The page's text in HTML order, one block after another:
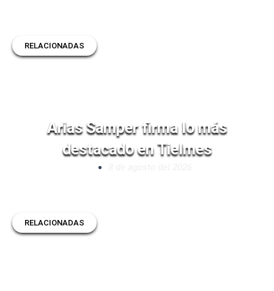
RELACIONADAS
Arias Samper firma lo más
destacado en Tielmes
RELACIONADAS